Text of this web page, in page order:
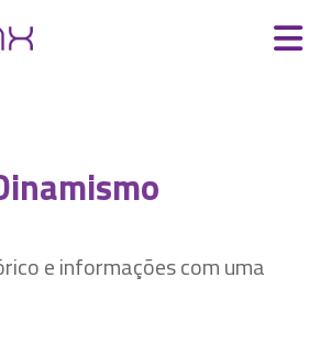
e informações com uma